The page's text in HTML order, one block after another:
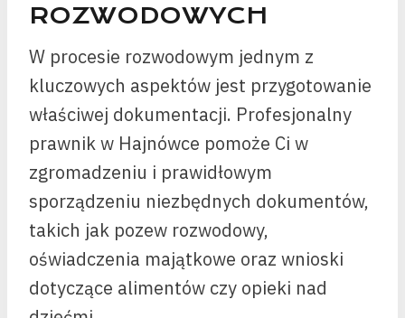
ROZWODOWYCH
W procesie rozwodowym jednym z
kluczowych aspektów jest przygotowanie
właściwej dokumentacji. Profesjonalny
prawnik w Hajnówce pomoże Ci w
zgromadzeniu i prawidłowym
sporządzeniu niezbędnych dokumentów,
takich jak pozew rozwodowy,
oświadczenia majątkowe oraz wnioski
dotyczące alimentów czy opieki nad